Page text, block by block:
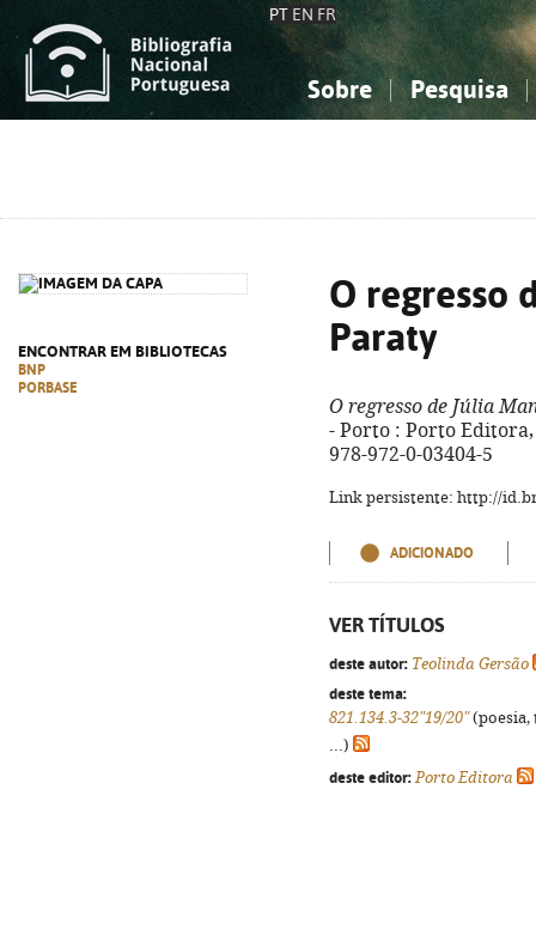
PT EN FR
Sobre Pesquisa
ENCONTRAR EM BIBLIOTECAS
BNP
PORBASE
O regresso
Paraty
O regresso de Júlia
- Porto : Porto Editora,
978-972-0-03404-5
Link persistente: http://
ADICIONADO
VER TÍTULOS
deste autor: Teolinda Gersão
deste tema:
821.134.3-32"19/20"(poesia,
...)
deste editor: Porto Editora